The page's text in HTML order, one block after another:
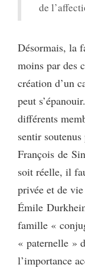
de
Désormais, la
moins par des
création d’un
peut
différents
sentir
François de
soit réelle, il
privée et de
Émile
famille «
« paternelle »
l’importance